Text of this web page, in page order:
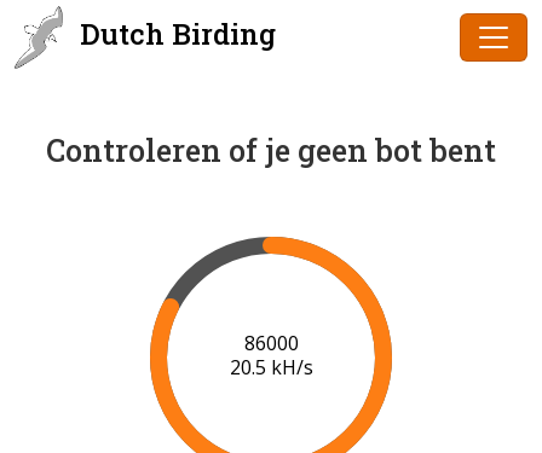
Dutch Birding
Controleren of je geen bot bent
88000
20.6 kH/s